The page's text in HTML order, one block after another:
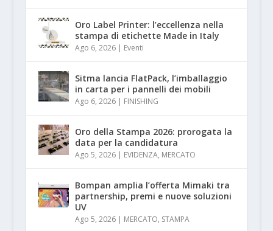
Oro Label Printer: l’eccellenza nella
stampa di etichette Made in Italy
Ago 6, 2026| Eventi
Sitma lancia FlatPack, l’imballaggio
in carta per i pannelli dei mobili
Ago 6, 2026| FINISHING
Oro della Stampa 2026: prorogata la
data per la candidatura
Ago 5, 2026| EVIDENZA, MERCATO
Bompan amplia l’offerta Mimaki tra
partnership, premi e nuove soluzioni
UV
Ago 5, 2026| MERCATO, STAMPA